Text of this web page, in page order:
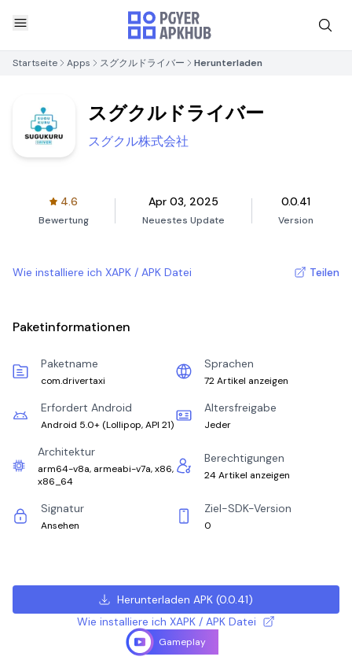
Startseite Apps スグクルドライバー Herunterladen
スグクルドライバー
スグクル株式会社
4.6
Bewertung
Apr 03, 2025
Neuestes Update
0.0.41
Version
Wie installiere ich XAPK / APK Datei Teilen
Paketinformationen
Paketname
com.drivertaxi
Sprachen
72 Artikel anzeigen
Erfordert Android
Android 5.0+ (Lollipop, API 21)
Altersfreigabe
Jeder
Architektur
arm64-v8a, armeabi-v7a, x86,
x86_64
Berechtigungen
24 Artikel anzeigen
Signatur
Ansehen
Ziel-SDK-Version
0
Herunterladen APK (0.0.41)
Wie installiere ich XAPK / APK Datei
Gameplay